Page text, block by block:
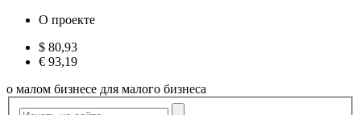
О проекте
$ 80,93
€ 93,19
о малом бизнесе для малого бизнеса